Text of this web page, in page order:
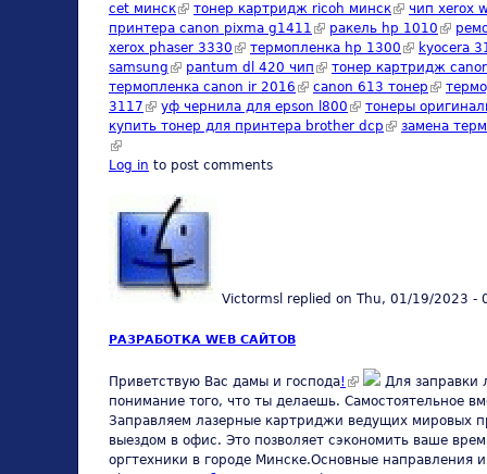
cet минск(link is external)
тонер картридж ricoh минск(link is
чип xerox
принтера canon pixma g1411 (link is external)
ракель hp 1010 (link is
xerox phaser 3330 (link is external)
термопленка hp 1300 (link is
kyocera
samsung (link is external)
pantum dl 420 чип (link is external)
тонер картридж
термопленка canon ir 2016 (link is external)
canon 613 тонер (link is
3117 (link is external)
уф чернила для epson l800 (link is external)
тонеры
купить тонер для принтера brother dcp (link is
замена
(link is external)
Log in to post comments
Victormsl replied on Thu, 01/19/2023 -
РАЗРАБОТКА WEB САЙТОВ
Приветствую Вас дамы и господа! (link is external)
Для заправки
понимание того, что ты делаешь. Самостоятельное
Заправляем лазерные картриджи ведущих мировых
выездом в офис. Это позволяет сэкономить ваше
оргтехники в городе Минске.Основные направления